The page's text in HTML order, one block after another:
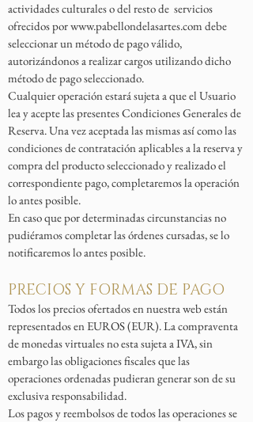
actividades culturales o del resto de servicios
ofrecidos porwww.pabellondelasartes.com debe
seleccionar un método de pago válido,
autorizándonos a realizar cargos utilizando dicho
método de pago seleccionado.
Cualquier operación estará sujeta a que el Usuario
lea y acepte las presentes Condiciones Generales de
Reserva. Una vez aceptada las mismas así como las
condiciones de contratación aplicables a la reserva y
compra del producto seleccionado y realizado el
correspondiente pago, completaremos la operación
lo antes posible.
En caso que por determinadas circunstancias no
pudiéramos completar las órdenes cursadas, se lo
notificaremos lo antes posible.
PRECIOS Y FORMAS DE PAGO
Todos los precios ofertados en nuestra web están
representados en EUROS (EUR). La compraventa
de monedas virtuales no esta sujeta a IVA, sin
embargo las obligaciones fiscales que las
operaciones ordenadas pudieran generar son de su
exclusiva responsabilidad.
Los pagos y reembolsos de todos las operaciones se